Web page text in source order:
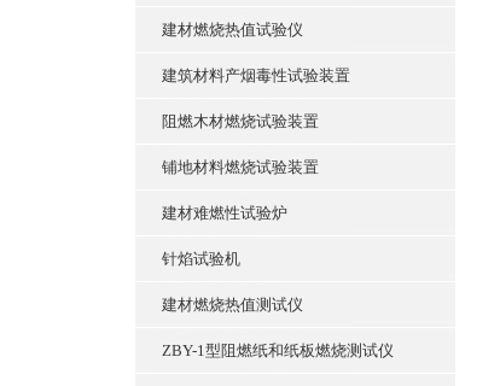
建材燃烧热值试验仪
建筑材料产烟毒性试验装置
阻燃木材燃烧试验装置
铺地材料燃烧试验装置
建材难燃性试验炉
针焰试验机
建材燃烧热值测试仪
ZBY-1型阻燃纸和纸板燃烧测试仪